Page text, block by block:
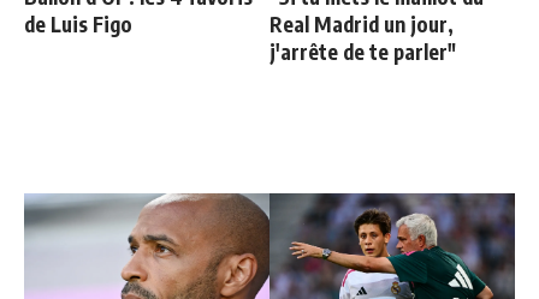
de Luis Figo
Real Madrid un jour,
j'arrête de te parler"